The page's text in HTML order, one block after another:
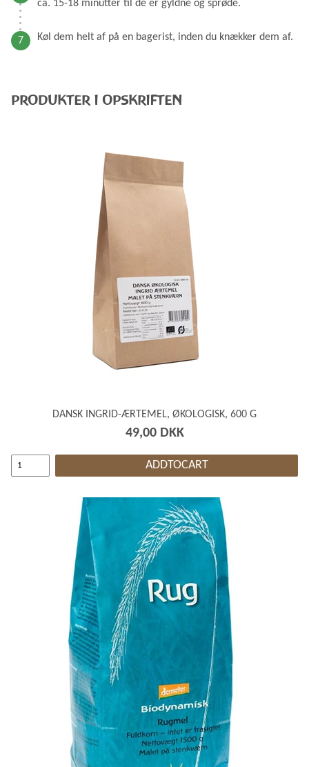
ca. 15-18 minutter til de er gyldne og sprøde.
Køl dem helt af på en bagerist, inden du knækker dem af.
PRODUKTER I OPSKRIFTEN
DANSK INGRID-ÆRTEMEL, ØKOLOGISK, 600 G
49,00 DKK
ADDTOCART